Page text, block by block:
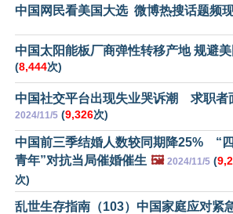
中国网民看美国大选 微博热搜话题频
中国太阳能板厂商弹性转移产地 规避
(8,444次)
中国社交平台出现失业哭诉潮 求职者
2024/11/5 (9,326次)
中国前三季结婚人数较同期降25% “
青年”对抗当局催婚催生 🖼️ 2024/11/5 (
次)
乱世生存指南（103）中国家庭应对紧